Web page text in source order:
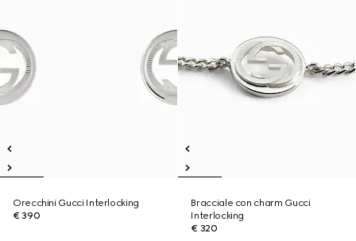
Orecchini Gucci Interlocking
€ 390
Bracciale con charm Gucci
Interlocking
€ 320